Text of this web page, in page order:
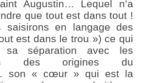
Augustin… Lequel n’a
que tout est dans tout !
saisirons en langage des
est dans le trou ») ce qui
sa séparation avec les
des origines du
son « cœur » qui est la